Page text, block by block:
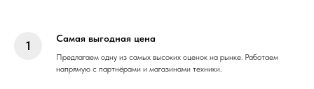
Самая выгодная цена
Предлагаем одну из самых высоких оценок на рынке. Работаем
напрямую с партнёрами и магазинами техники.